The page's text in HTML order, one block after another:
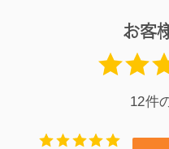
ら、チップが入っているく
け、押し上げるようにして
2.レフィルをパレットの底
3.カバープレートをゆっく
から押してください。
お客